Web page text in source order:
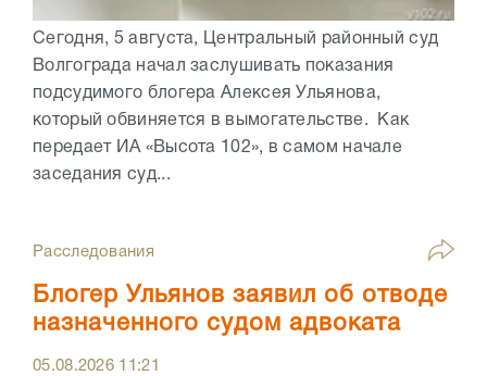
Сегодня, 5 августа, Центральный районный суд
Волгограда начал заслушивать показания
подсудимого блогера Алексея Ульянова,
который обвиняется в вымогательстве. Как
передает ИА «Высота 102», в самом начале
заседания суд...
Расследования
Блогер Ульянов заявил об отводе
назначенного судом адвоката
05.08.2026 11:21